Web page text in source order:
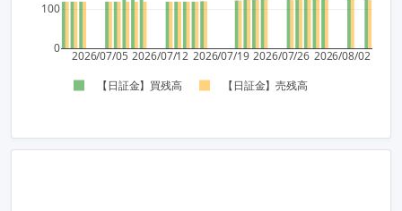
2026/07/05 2026/07/12 2026/07/19 2026/07/26 2026/08/02
0
100
【日証金】買残高 【日証金】売残高